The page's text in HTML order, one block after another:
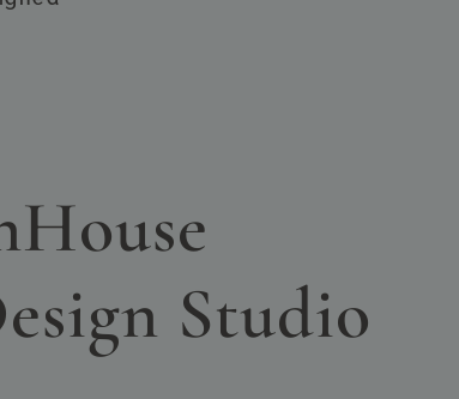
Ambiente
den Komfort, sondern unterstreichen auch das
wohnliche Atmosphäre unter freiem Himmel.
Außenbereich. Genießen Sie großzügigen
– für stilvolle Sommerabende, entspannte
Studio